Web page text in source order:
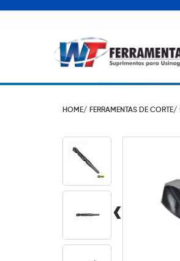
HOME/ FERRAMENTAS DE CORTE/
‹